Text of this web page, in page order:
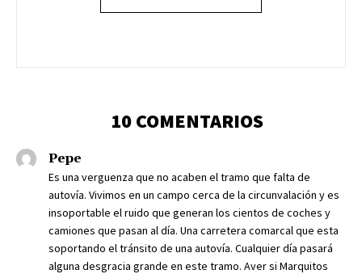
10 COMENTARIOS
Pepe
Es una verguenza que no acaben el tramo que falta de
autovía. Vivimos en un campo cerca de la circunvalación y es
insoportable el ruido que generan los cientos de coches y
camiones que pasan al día. Una carretera comarcal que esta
soportando el tránsito de una autovía. Cualquier día pasará
alguna desgracia grande en este tramo. Aver si Marquitos